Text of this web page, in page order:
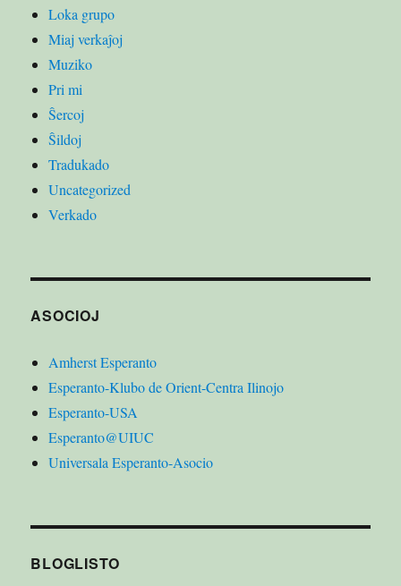
Loka grupo
Miaj verkaĵoj
Muziko
Pri mi
Ŝercoj
Ŝildoj
Tradukado
Uncategorized
Verkado
ASOCIOJ
Amherst Esperanto
Esperanto-Klubo de Orient-Centra Ilinojo
Esperanto-USA
Esperanto@UIUC
Universala Esperanto-Asocio
BLOGLISTO